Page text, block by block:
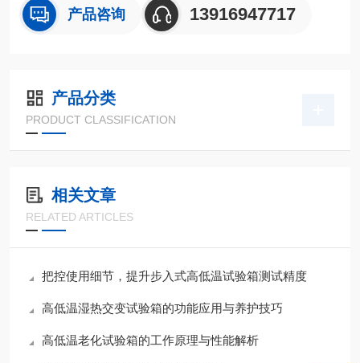
产品咨询 13916947717
产品分类
PRODUCT CLASSIFICATION
相关文章
RELATED ARTICLES
把控使用细节，提升步入式高低温试验箱测试精度
高低温湿热交变试验箱的功能应用与养护技巧
高低温老化试验箱的工作原理与性能解析